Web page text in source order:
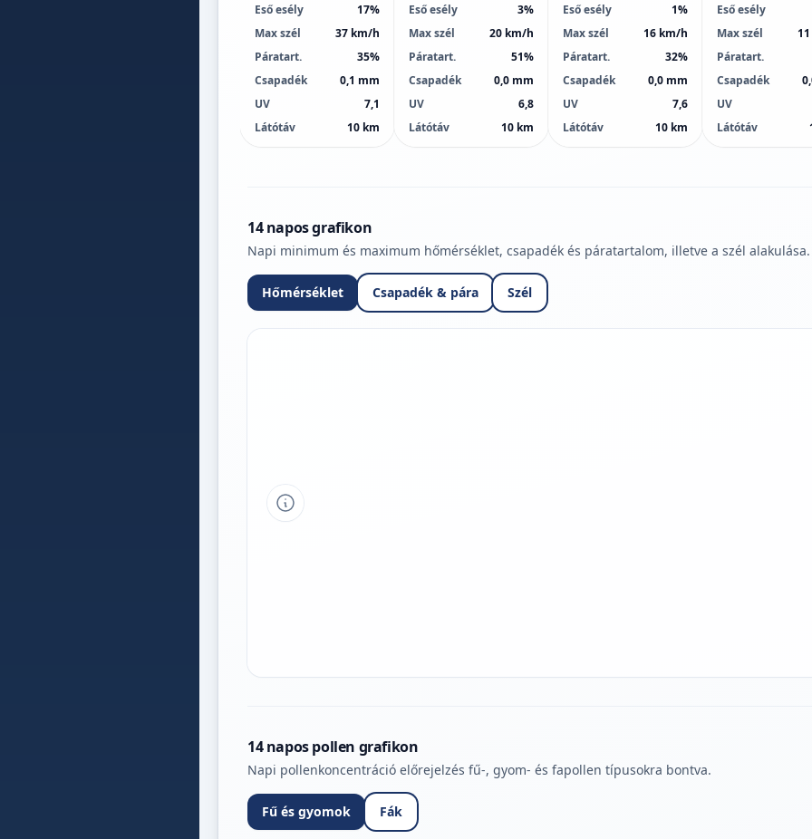
Eső esély
17%
Max szél
37 km/h
Páratart.
35%
Csapadék
0,1 mm
UV
7,1
Látótáv
10 km
Eső esély
3%
Max szél
20 km/h
Páratart.
51%
Csapadék
0,0 mm
UV
6,8
Látótáv
10 km
Eső esély
1%
Max szél
16 km/h
Páratart.
32%
Csapadék
0,0 mm
UV
7,6
Látótáv
10 km
Eső esély
Max szél
Páratart.
Csapadék
UV
Látótáv
14 napos grafikon
Napi minimum és maximum hőmérséklet, csapadék és páratartalom, illetve a szél alakulása.
Hőmérséklet Csapadék & pára Szél
Tipp a grafikon jelmagyarázatához
14 napos pollen grafikon
Napi pollenkoncentráció előrejelzés fű-, gyom- és fapollen típusokra bontva.
Fű és gyomok Fák